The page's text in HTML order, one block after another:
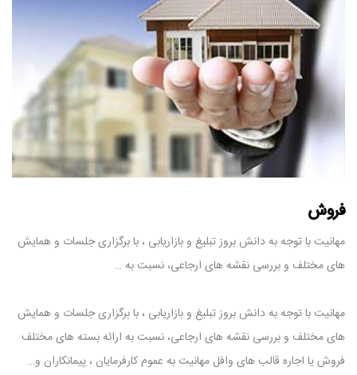
فروش
مهانیت با توجه به دانش بروز تبلیغ و بازاریابی ، با برگزاری جلسات و همایش
های مختلف و بررسی نقشه های ارجاعی، نسبت به …
مهانیت با توجه به دانش بروز تبلیغ و بازاریابی ، با برگزاری جلسات و همایش
های مختلف و بررسی نقشه های ارجاعی، نسبت به ارائه بسته های مختلف
فروش یا اجاره قالب های وافل مهانیت به عموم کارفرمایان ، پیمانکاران و…